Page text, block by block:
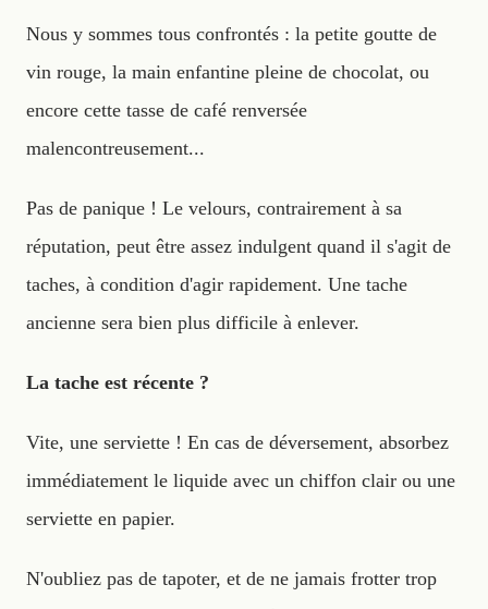
Nous y sommes tous confrontés : la petite goutte de
vin rouge, la main enfantine pleine de chocolat, ou
encore cette tasse de café renversée
malencontreusement...
Pas de panique ! Le velours, contrairement à sa
réputation, peut être assez indulgent quand il s'agit de
taches, à condition d'agir rapidement. Une tache
ancienne sera bien plus difficile à enlever.
La tache est récente ?
Vite, une serviette ! En cas de déversement, absorbez
immédiatement le liquide avec un chiffon clair ou une
serviette en papier.
N'oubliez pas de tapoter, et de ne jamais frotter trop